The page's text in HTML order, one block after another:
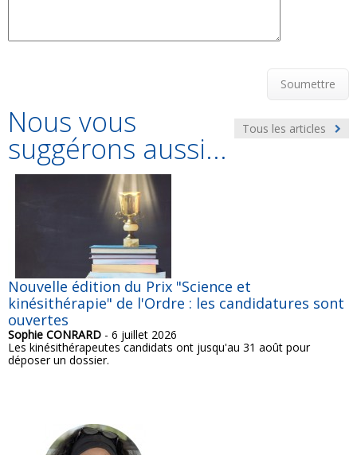
Soumettre
Tous les articles
Nous vous
suggérons aussi...
Nouvelle édition du Prix "Science et
kinésithérapie" de l'Ordre : les candidatures sont
ouvertes
Sophie CONRARD - 6 juillet 2026
Les kinésithérapeutes candidats ont jusqu'au 31 août pour
déposer un dossier.